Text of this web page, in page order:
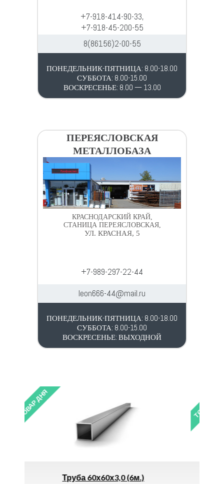
+7-918-414-90-33,
+7-918-45-200-55
8(86156)2-00-55
ПОНЕДЕЛЬНИК-ПЯТНИЦА: 8.00-18.00
СУББОТА: 8.00-15.00
ВОСКРЕСЕНЬЕ: 8.00 — 13.00
ПЕРЕЯСЛОВСКАЯ
МЕТАЛЛОБАЗА
КРАСНОДАРСКИЙ КРАЙ,
СТАНИЦА ПЕРЕЯСЛОВСКАЯ,
УЛ. КРАСНАЯ, 5
+7-989-297-22-44
leon666-44@mail.ru
ПОНЕДЕЛЬНИК-ПЯТНИЦА: 8.00-18.00
СУББОТА: 8.00-15.00
ВОСКРЕСЕНЬЕ: ВЫХОДНОЙ
Наконечник Для Резаков 1П-2П